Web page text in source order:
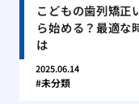
こどもの歯列矯正
ら始める？最適な
は
2025.06.14
未分類